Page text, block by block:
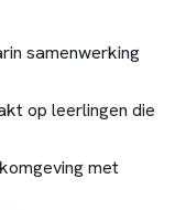
samenwerking
op leerlingen die
met